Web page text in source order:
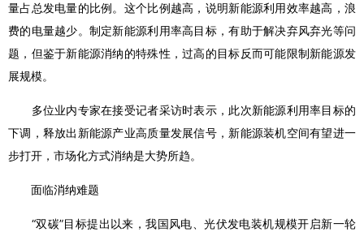
量占总发电量的比例。这个比例越高，说明新能源利用效率越高，浪
费的电量越少。制定新能源利用率高目标，有助于解决弃风弃光等问
题，但鉴于新能源消纳的特殊性，过高的目标反而可能限制新能源发
展规模。
多位业内专家在接受记者采访时表示，此次新能源利用率目标的
下调，释放出新能源产业高质量发展信号，新能源装机空间有望进一
步打开，市场化方式消纳是大势所趋。
面临消纳难题
“双碳”目标提出以来，我国风电、光伏发电装机规模开启新一轮